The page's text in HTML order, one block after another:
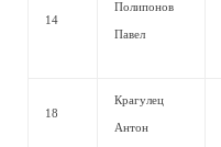
14
Полипонов
Павел
18
Крагулец
Антон